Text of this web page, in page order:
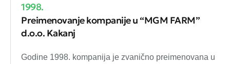
1998.
Preimenovanje kompanije u “MGM FARM”
d.o.o. Kakanj
Godine 1998. kompanija je zvanično preimenovana u